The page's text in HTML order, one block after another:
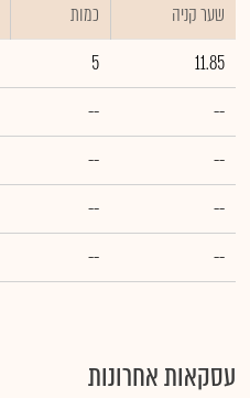
שער קניה כמות
11.85
5
--
--
--
--
--
--
--
--
עסקאות אחרונות